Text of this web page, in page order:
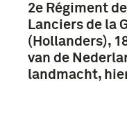
2e Régiment
Lanciers de la
(Hollanders),
van de
landmacht,